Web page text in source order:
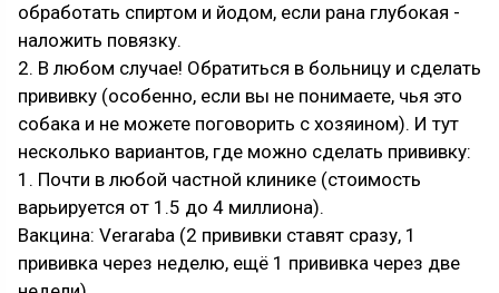
обработать спиртом и йодом, если рана глубокая -
наложить повязку.
2. В любом случае! Обратиться в больницу и сделать
прививку (особенно, если вы не понимаете, чья это
собака и не можете поговорить с хозяином). И тут
несколько вариантов, где можно сделать прививку:
1. Почти в любой частной клинике (стоимость
варьируется от 1.5 до 4 миллиона).
Вакцина: Veraraba (2 прививки ставят сразу, 1
прививка через неделю, ещё 1 прививка через две